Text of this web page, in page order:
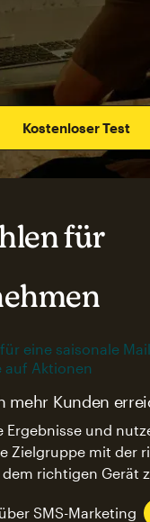
Kostenloser Test
für
mehr Kunden
Ergebnisse und
Zielgruppe mit der
richtigen Gerät
SMS-Marketing